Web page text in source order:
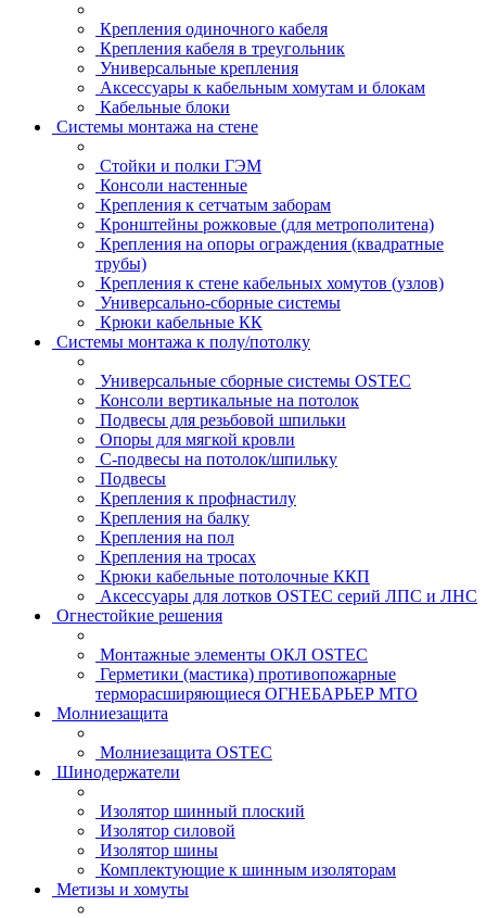
Крепления одиночного кабеля
Крепления кабеля в треугольник
Универсальные крепления
Аксессуары к кабельным хомутам и блокам
Кабельные блоки
Системы монтажа на стене
Стойки и полки ГЭМ
Консоли настенные
Крепления к сетчатым заборам
Кронштейны рожковые (для метрополитена)
Крепления на опоры ограждения (квадратные
трубы)
Крепления к стене кабельных хомутов (узлов)
Универсально-сборные системы
Крюки кабельные КК
Системы монтажа к полу/потолку
Универсальные сборные системы OSTEC
Консоли вертикальные на потолок
Подвесы для резьбовой шпильки
Опоры для мягкой кровли
С-подвесы на потолок/шпильку
Подвесы
Крепления к профнастилу
Крепления на балку
Крепления на пол
Крепления на тросах
Крюки кабельные потолочные ККП
Аксессуары для лотков OSTEC серий ЛПС и ЛНС
Огнестойкие решения
Монтажные элементы ОКЛ OSTEC
Герметики (мастика) противопожарные
терморасширяющиеся ОГНЕБАРЬЕР МТО
Молниезащита
Молниезащита OSTEC
Шинодержатели
Изолятор шинный плоский
Изолятор силовой
Изолятор шины
Комплектующие к шинным изоляторам
Метизы и хомуты